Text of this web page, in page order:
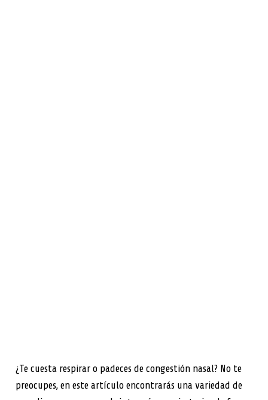
¿Te cuesta respirar o padeces de congestión nasal? No te
preocupes, en este artículo encontrarás una variedad de